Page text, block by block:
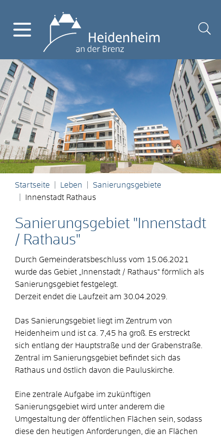
Startseite Leben
Sanierungsgebiete
Innenstadt Rathaus
Sanierungsgebiet "Innenstadt
/ Rathaus"
Durch Gemeinderatsbeschluss vom 15.06.2021
wurde das Gebiet „Innenstadt / Rathaus“ förmlich als
Sanierungsgebiet festgelegt.
Derzeit endet die Laufzeit am 30.04.2029.
Das Sanierungsgebiet liegt im Zentrum von
Heidenheim und ist ca. 7,45 ha groß. Es erstreckt
sich entlang der Hauptstraße und der Grabenstraße.
Zentral im Sanierungsgebiet befindet sich das
Rathaus und östlich davon die Pauluskirche.
Eine zentrale Aufgabe im zukünftigen
Sanierungsgebiet wird unter anderem die
Umgestaltung der öffentlichen Flächen sein, sodass
diese den heutigen Anforderungen, die an Flächen